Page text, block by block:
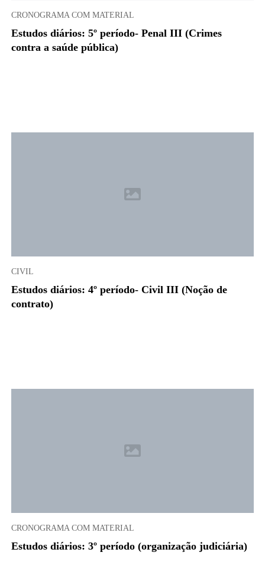
CRONOGRAMA COM MATERIAL
Estudos diários: 5º período- Penal III (Crimes
contra a saúde pública)
CIVIL
Estudos diários: 4º período- Civil III (Noção de
contrato)
CRONOGRAMA COM MATERIAL
Estudos diários: 3º período (organização judiciária)